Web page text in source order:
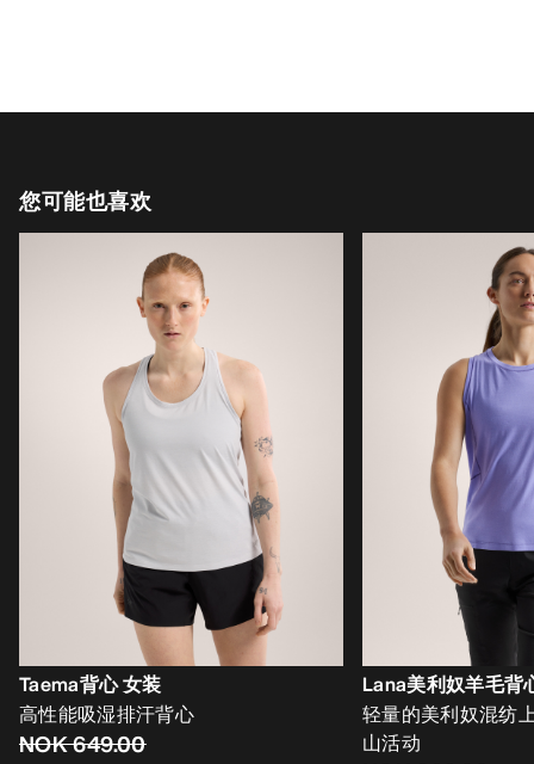
您可能也喜欢
Taema背心 女装
高性能吸湿排汗背心
NOK 649.00
Lana美利奴羊毛背
轻量的美利奴混纺
山活动